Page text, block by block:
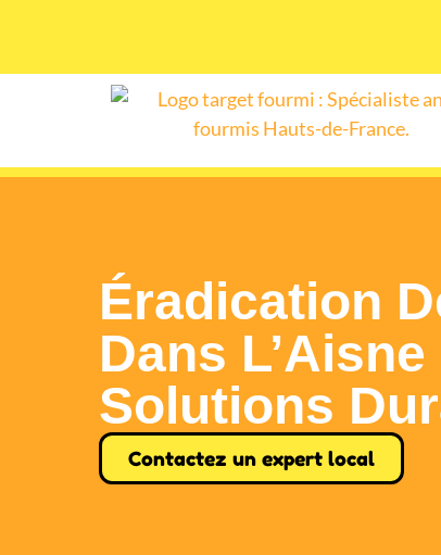
Éradication
Dans L’Aisne
Solutions
Contactez un expert local